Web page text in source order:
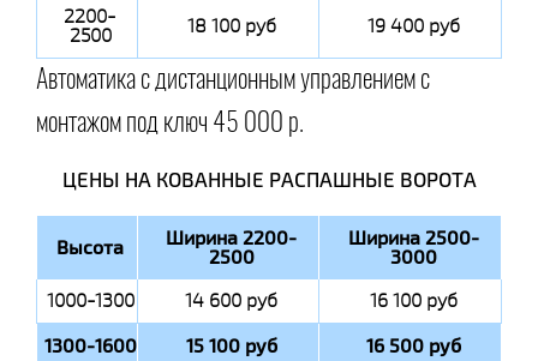
2200-
2500 18 100 руб 19 400 руб
Автоматика с дистанционным управлением с
монтажом под ключ 45 000 р.
ЦЕНЫ НА КОВАННЫЕ РАСПАШНЫЕ ВОРОТА
Высота Ширина 2200-
2500
Ширина 2500-
3000
1000-1300 14 600 руб 16 100 руб
1300-1600 15 100 руб 16 500 руб